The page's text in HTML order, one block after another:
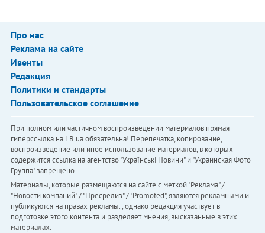
Про нас
Реклама на сайте
Ивенты
Редакция
Политики и стандарты
Пользовательское соглашение
При полном или частичном воспроизведении материалов прямая
гиперссылка на LB.ua обязательна! Перепечатка, копирование,
воспроизведение или иное использование материалов, в которых
содержится ссылка на агентство "Українськi Новини" и "Украинская Фото
Группа" запрещено.
Материалы, которые размещаются на сайте с меткой "Реклама" /
"Новости компаний" / "Пресрелиз" / "Promoted", являются рекламными и
публикуются на правах рекламы. , однако редакция участвует в
подготовке этого контента и разделяет мнения, высказанные в этих
материалах.